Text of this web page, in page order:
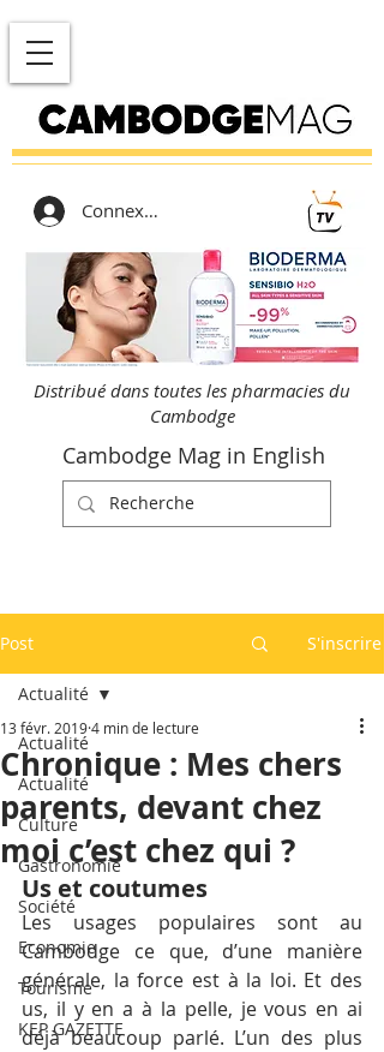
Connexion
Distribué dans toutes les pharmacies du
Cambodge
Cambodge Mag in English
Post S'inscrire
Actualité
Actualité
Culture
Gastronomie
Société
Economie
Tourisme
KEP GAZETTE
Actualité
Chronique : Mes chers
parents, devant chez
moi c’est chez qui ?
13 févr. 20194 min de lecture
Us et coutumes
Les usages populaires sont au
Cambodge ce que, d’une manière
générale, la force est à la loi. Et des
us, il y en a à la pelle, je vous en ai
déjà beaucoup parlé. L’un des plus